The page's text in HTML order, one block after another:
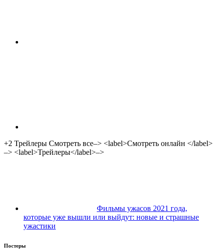
+2 Трейлеры Смотреть все–> <label>Смотреть онлайн </label>
–> <label>Трейлеры</label>–>
Фильмы ужасов 2021 года,
которые уже вышли или выйдут: новые и страшные
ужастики
Постеры